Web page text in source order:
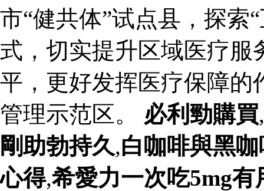
市“健共体”试点县，探索
式，切实提升区域医疗服
平，更好发挥医疗保障的
管理示范区。 必利勁購買,
剛助勃持久,白咖啡與黑
心得,希愛力一次吃5mg有